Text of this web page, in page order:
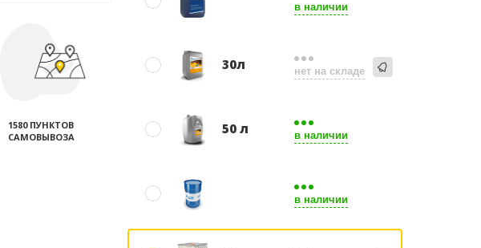
1580 ПУНКТОВ
САМОВЫВОЗА
в наличии
30л нет на складе
50 л в наличии
в наличии